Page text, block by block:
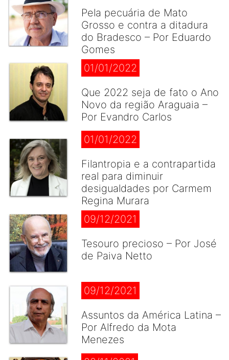
Pela pecuária de Mato
Grosso e contra a ditadura
do Bradesco – Por Eduardo
Gomes
01/01/2022
Que 2022 seja de fato o Ano
Novo da região Araguaia –
Por Evandro Carlos
01/01/2022
Filantropia e a contrapartida
real para diminuir
desigualdades por Carmem
Regina Murara
09/12/2021
Tesouro precioso – Por José
de Paiva Netto
09/12/2021
Assuntos da América Latina –
Por Alfredo da Mota
Menezes